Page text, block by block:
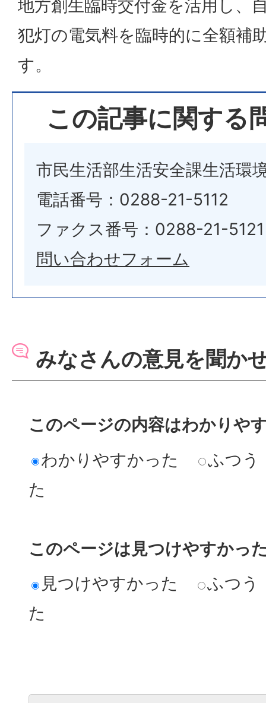
地方創生臨時交付金を活用し、
犯灯の電気料を臨時的に全額補
す。
この記事に関する
市民生活部生活安全課生活環
電話番号：0288-21-5112
ファクス番号：0288-21-5121
問い合わせフォーム
みなさんの意見を聞か
このページの内容はわかりや
わかりやすかった
ふつう
た
このページは見つけやすかっ
見つけやすかった
ふつう
た